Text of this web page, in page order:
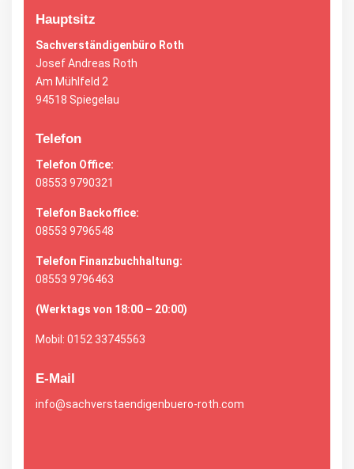
Hauptsitz
Sachverständigenbüro Roth
Josef Andreas Roth
Am Mühlfeld 2
94518 Spiegelau
Telefon
Telefon Office:
08553 9790321
Telefon Backoffice:
08553 9796548
Telefon Finanzbuchhaltung:
08553 9796463
(Werktags von 18:00 – 20:00)
Mobil: 0152 33745563
E-Mail
info@sachverstaendigenbuero-roth.com